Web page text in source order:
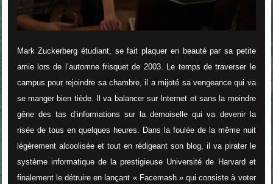
Mark Zuckerberg étudiant, se fait plaquer en beauté par sa petite
amie lors de l’automne frisquet de 2003. Le temps de traverser le
campus pour rejoindre sa chambre, il a mijoté sa vengeance qui va
se manger bien tiède. Il va balancer sur Internet et sans la moindre
gêne des tas d’informations sur la demoiselle qui va devenir la
risée de tous en quelques heures. Dans la foulée de la même nuit
légèrement alcoolisée et tout en rédigeant son blog, il va pirater le
système informatique de la prestigieuse Université de Harvard et
finalement le détruire en lançant « Facemash » qui consiste à voter